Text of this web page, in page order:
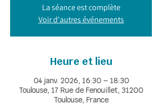
La séance est complète
Voir d'autres événements
Heure et lieu
04 janv. 2026, 16:30 – 18:30
Toulouse, 17 Rue de Fenouillet, 31200
Toulouse, France